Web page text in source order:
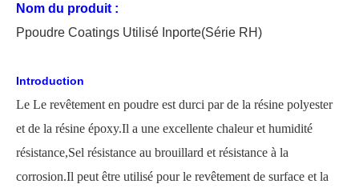
Nom du produit :
Ppoudre Coatings Utilisé Inporte(Série RH)
Introduction
Le Le revêtement en poudre est durci par de la résine polyester
et de la résine époxy.Il a une excellente chaleur et humidité
résistance,Sel résistance au brouillard et résistance à la
corrosion.Il peut être utilisé pour le revêtement de surface et la